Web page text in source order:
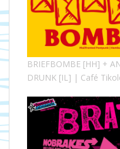
BRIEFBOMBE [HH] +
DRUNK [IL] | Café